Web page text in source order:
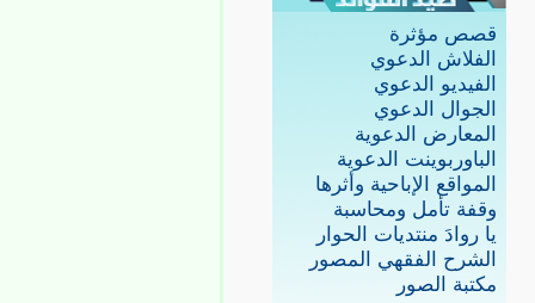
قصص مؤثرة
الفلاش الدعوي
الفيديو الدعوي
الجوال الدعوي
المعارض الدعوية
الباوربوينت الدعوية
المواقع الإباحية وأثرها
وقفة تأمل ومحاسبة
يا روادَ منتديات الحوار
الشرح الفقهي المصور
مكتبة الصور